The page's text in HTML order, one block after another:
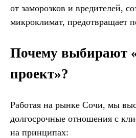
от заморозков и вредителей,
микроклимат, предотвращает
Почему выбирают
проект»?
Работая на рынке Сочи, мы
долгосрочные отношения с
на принципах: